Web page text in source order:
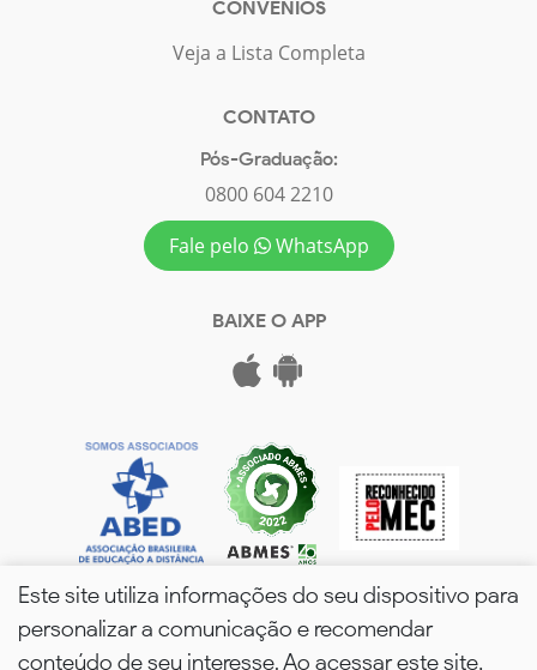
CONVÊNIOS
Veja a Lista Completa
CONTATO
Pós-Graduação:
0800 604 2210
Fale pelo
WhatsApp
BAIXE O APP
Este site utiliza informações do seu dispositivo para
personalizar a comunicação e recomendar
conteúdo de seu interesse. Ao acessar este site,